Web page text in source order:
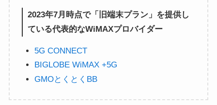
2023年7月時点で「旧端末プラン」を提供し
ている代表的なWiMAXプロバイダー
5G CONNECT
BIGLOBE WiMAX +5G
GMOとくとくBB